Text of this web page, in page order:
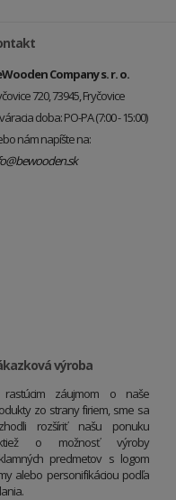
Company s. r. o.
720, 73945, Fryčovice
doba: PO-PA (7:00 - 15:00)
nám napíšte na:
výroba
záujmom o naše
zo strany firiem, sme sa
rozšíriť našu ponuku
o možnosť výroby
predmetov s logom
alebo personifikáciou podľa